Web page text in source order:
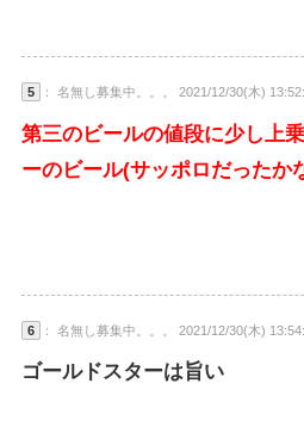
5 ： 名無し募集中。。。 2021/12/30(木)
第三のビールの値段に少し上
ーのビール(サッポロだったか
6 ： 名無し募集中。。。 2021/12/30(木)
ゴールドスターは旨い